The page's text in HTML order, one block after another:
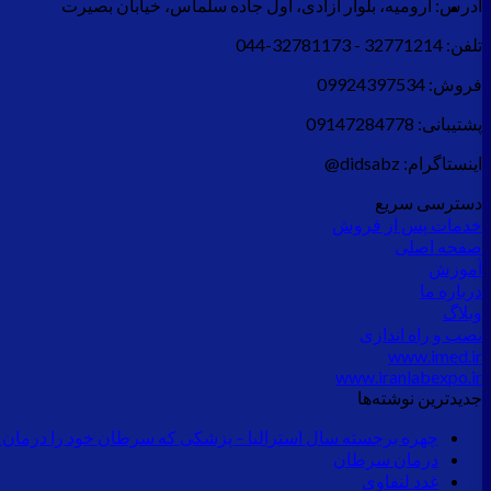
آدرس: ارومیه، بلوار آزادی، اول جاده سلماس، خیابان بصیرت
تلفن: 32771214 - 32781173-044
فروش: 09924397534
پشتیبانی: 09147284778
اینستاگرام: didsabz@
دسترسی سریع
خدمات پس از فروش
صفحه اصلی
آموزش
درباره ما
وبلاگ
نصب و راه اندازی
www.imed.ir
www.iranlabexpo.ir
جدید‌ترین نوشته‌ها
چهره برجسته سال استرالیا – پزشکی که سرطان خود را
درمان سرطان
غدد لنفاوی